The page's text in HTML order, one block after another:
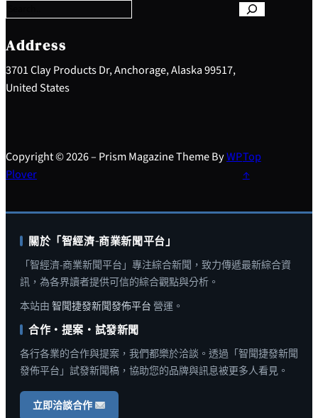
c
h
Address
3701 Clay Products Dr, Anchorage, Alaska 99517,
United States
Copyright © 2026 – Prism Magazine Theme ByWP
Plover
Top
↑
關於「智經濟-商業新聞平台」
「智經濟-商業新聞平台」專注綜合新聞，致力傳遞最新綜合資
訊，為各界讀者提供可信的綜合觀點與分析。
本站由 智聞捷發新聞發佈平台 營運。
合作・提案・試發新聞
各行各業的合作與提案，我們都樂於洽談。透過「智聞捷發新聞
發佈平台」試發新聞稿，協助您的品牌與訊息被更多人看見。
立即洽談合作